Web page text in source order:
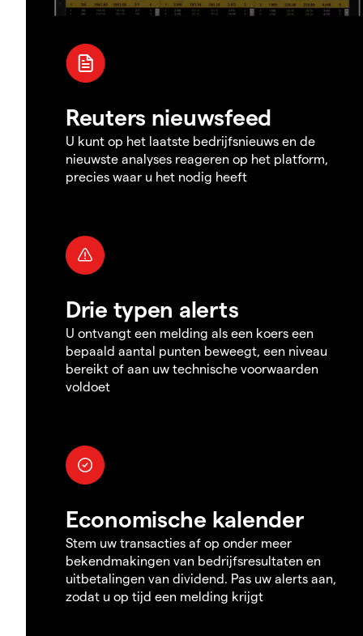
Reuters nieuwsfeed
U kunt op het laatste bedrijfsnieuws en de
nieuwste analyses reageren op het platform,
precies waar u het nodig heeft
Drie typen alerts
U ontvangt een melding als een koers een
bepaald aantal punten beweegt, een niveau
bereikt of aan uw technische voorwaarden
voldoet
Economische kalender
Stem uw transacties af op onder meer
bekendmakingen van bedrijfsresultaten en
uitbetalingen van dividend. Pas uw alerts aan,
zodat u op tijd een melding krijgt